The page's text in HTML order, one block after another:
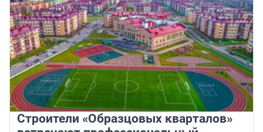
Строители «Образцовых кварталов»